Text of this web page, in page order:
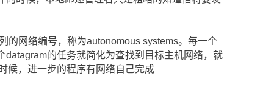
的网络编号，称为autonomous systems。每一个
的任务就简化为查找到目标主机网络，就
候，进一步的程序有网络自己完成